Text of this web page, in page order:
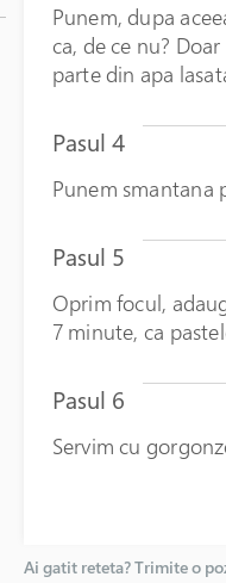
Punem, dupa
ca, de ce nu?
parte din apa
Pasul 4
Punem smantana
Pasul 5
Oprim focul,
7 minute, ca
Pasul 6
Servim cu
Ai gatit reteta? Trimite o